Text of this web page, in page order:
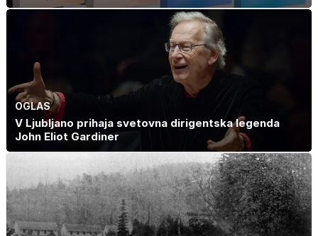
OGLAS
V Ljubljano prihaja svetovna dirigentska legenda
John Eliot Gardiner